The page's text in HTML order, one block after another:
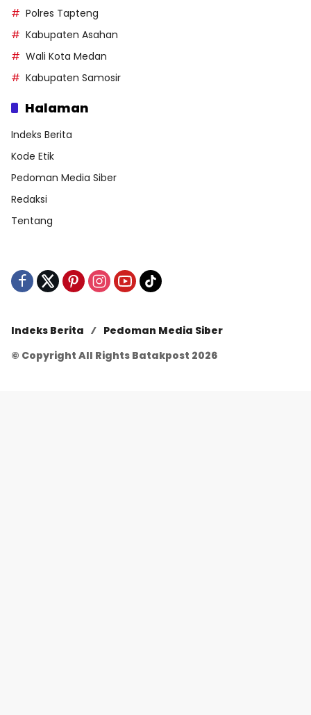
Polres Tapteng
Kabupaten Asahan
Wali Kota Medan
Kabupaten Samosir
Halaman
Indeks Berita
Kode Etik
Pedoman Media Siber
Redaksi
Tentang
Indeks Berita
Pedoman Media Siber
© Copyright All Rights Batakpost 2026